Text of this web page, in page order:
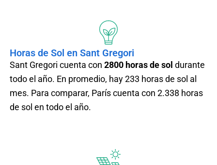
Horas de Sol en Sant Gregori
Sant Gregori cuenta con 2800 horas de sol durante
todo el año. En promedio, hay 233 horas de sol al
mes. Para comparar, París cuenta con 2.338 horas
de sol en todo el año.